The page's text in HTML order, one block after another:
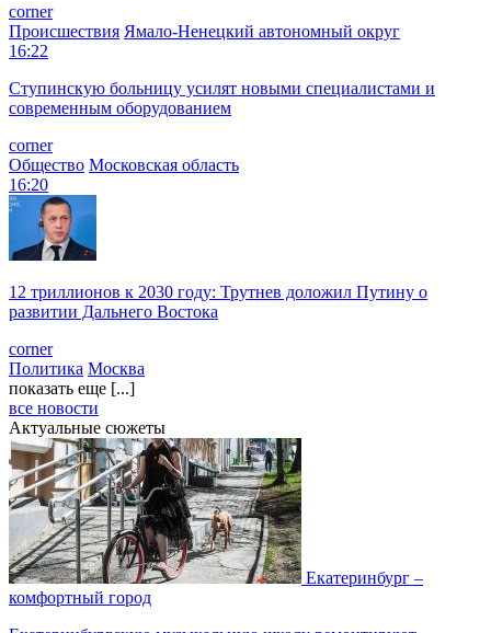
corner
Происшествия Ямало-Ненецкий автономный округ
16:22
Ступинскую больницу усилят новыми специалистами и
современным оборудованием
corner
Общество Московская область
16:20
12 триллионов к 2030 году: Трутнев доложил Путину о
развитии Дальнего Востока
corner
Политика Москва
показать еще [...]
все новости
Актуальные сюжеты
Екатеринбург –
комфортный город